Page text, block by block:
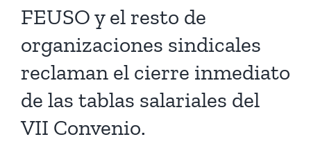
FEUSO y el resto de
organizaciones sindicales
reclaman el cierre inmediato
de las tablas salariales del
VII Convenio.